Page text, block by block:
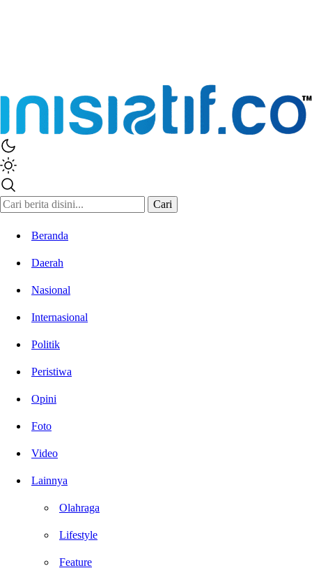
Inisiatif.co
Stay Connected Stay Informed
Cari
Beranda
Daerah
Nasional
Internasional
Politik
Peristiwa
Opini
Foto
Video
Lainnya
Olahraga
Lifestyle
Feature